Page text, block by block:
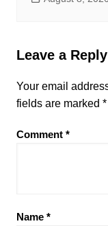
Leave a Reply
Your email
fields are marked *
Comment *
Name *